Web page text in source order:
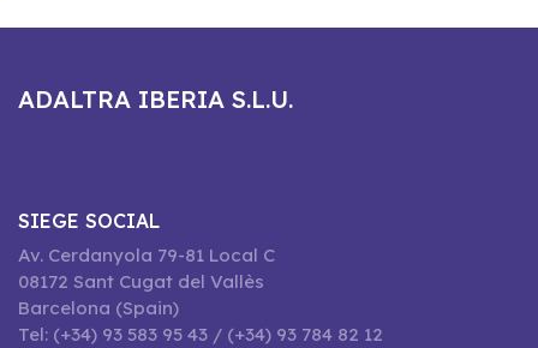
ADALTRA IBERIA S.L.U.
SIEGE SOCIAL
Av. Cerdanyola 79-81 Local C
08172 Sant Cugat del Vallès
Barcelona (Spain)
Tel: (+34) 93 583 95 43 / (+34) 93 784 82 12